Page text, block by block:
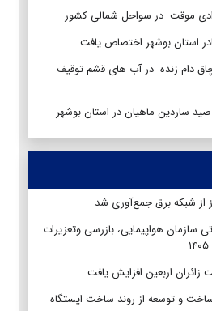
استان بوشهر اختصاص یافت
دام زنده در آب های قشم توقیف
ساردین ماهیان در استان بوشهر
سازمان هواپیمایی، بازرسی وتعزیرات
اربعین افزایش یافت
و توسعه از روند ساخت ایستگاه